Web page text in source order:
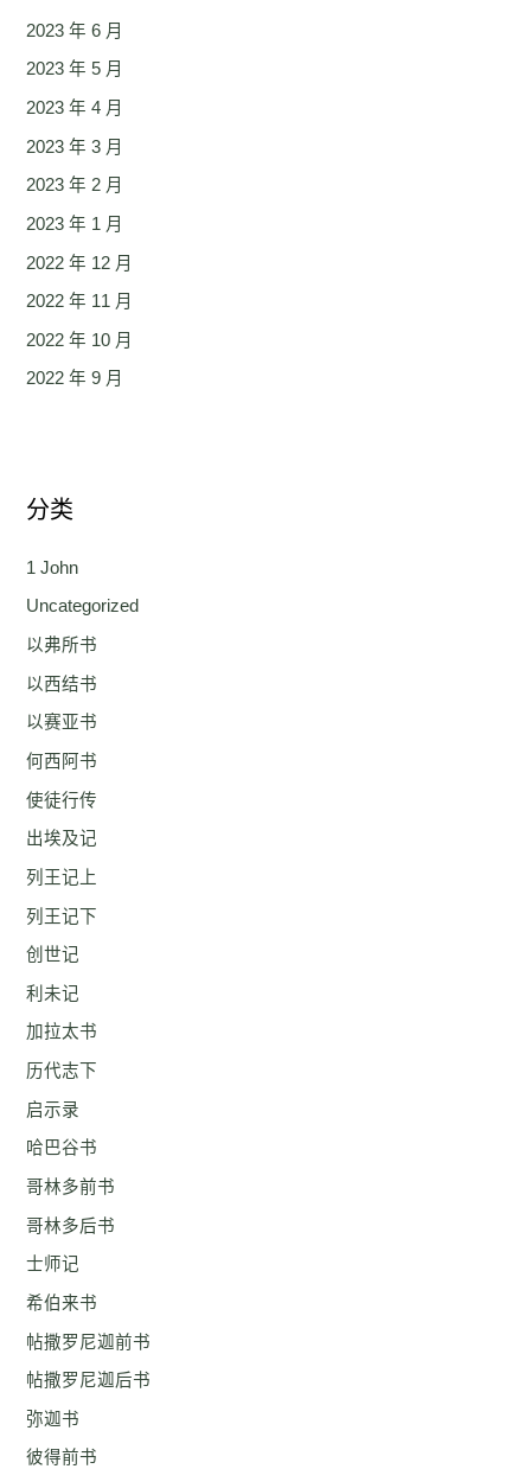
2023 年 6 月
2023 年 5 月
2023 年 4 月
2023 年 3 月
2023 年 2 月
2023 年 1 月
2022 年 12 月
2022 年 11 月
2022 年 10 月
2022 年 9 月
分类
1 John
Uncategorized
以弗所书
以西结书
以赛亚书
何西阿书
使徒行传
出埃及记
列王记上
列王记下
创世记
利未记
加拉太书
历代志下
启示录
哈巴谷书
哥林多前书
哥林多后书
士师记
希伯来书
帖撒罗尼迦前书
帖撒罗尼迦后书
弥迦书
彼得前书